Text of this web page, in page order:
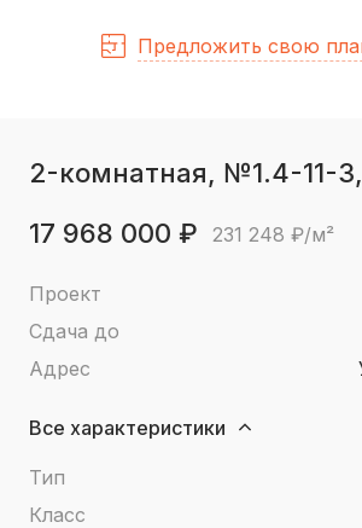
Предложить свою
2-комнатная, №1.4-11-
17 968 000 ₽
231 248 ₽/м²
Проект
Сдача до
Адрес
Все характеристики
Тип
Класс